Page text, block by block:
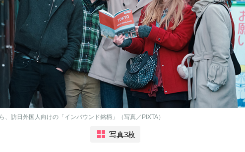
、訪日外国人向けの「インバウンド銘柄」（写真／PIXTA）
写真3枚